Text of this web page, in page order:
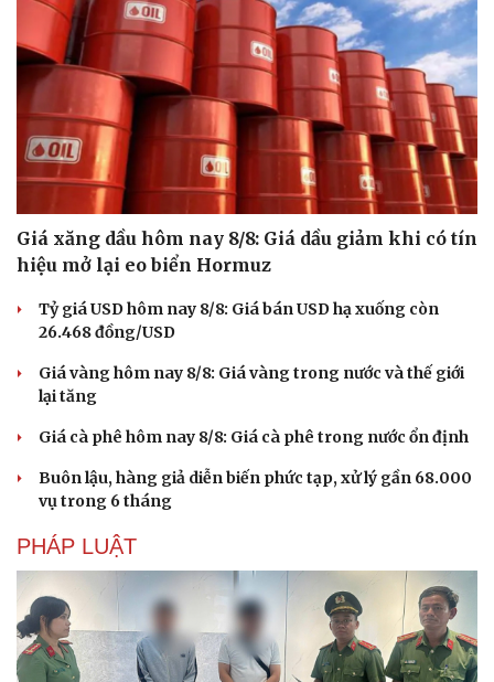
Giá xăng dầu hôm nay 8/8: Giá dầu giảm khi có tín
hiệu mở lại eo biển Hormuz
Tỷ giá USD hôm nay 8/8: Giá bán USD hạ xuống còn
26.468 đồng/USD
Giá vàng hôm nay 8/8: Giá vàng trong nước và thế giới
lại tăng
Giá cà phê hôm nay 8/8: Giá cà phê trong nước ổn định
Buôn lậu, hàng giả diễn biến phức tạp, xử lý gần 68.000
vụ trong 6 tháng
PHÁP LUẬT